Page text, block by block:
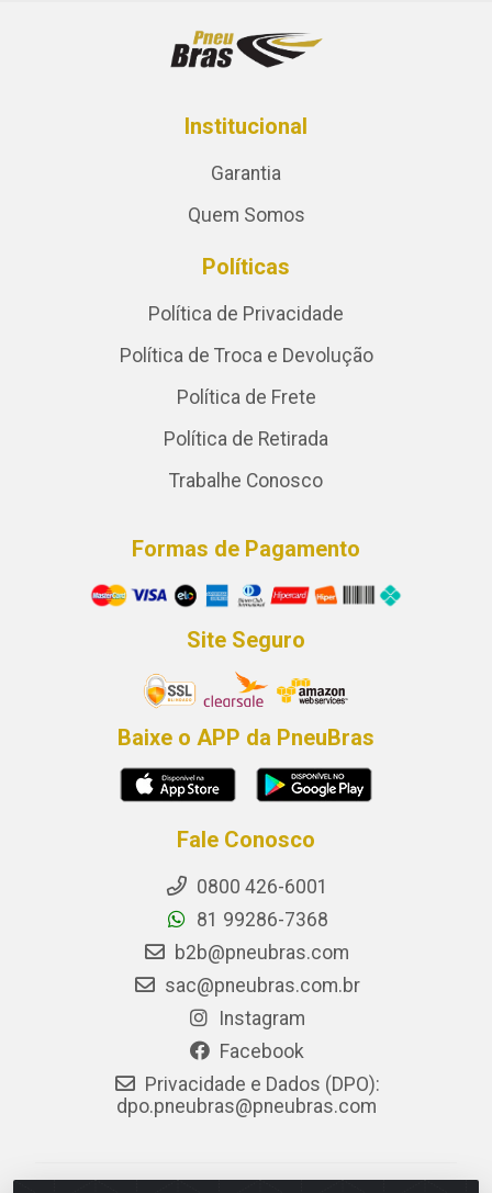
Institucional
Garantia
Quem Somos
Políticas
Política de Privacidade
Política de Troca e Devolução
Política de Frete
Política de Retirada
Trabalhe Conosco
Formas de Pagamento
Site Seguro
Baixe o APP da PneuBras
Fale Conosco
0800 426-6001
81 99286-7368
b2b@pneubras.com
sac@pneubras.com.br
Instagram
Facebook
Privacidade e Dados (DPO):
dpo.pneubras@pneubras.com